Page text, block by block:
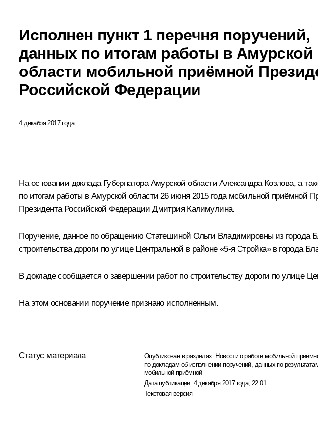
Исполнен пункт 1 перечня поручений,
данных по итогам работы в Амурской
области мобильной приёмной
Российской Федерации
4 декабря 2017 года
На основании доклада Губернатора Амурской области Александра Козлова, а
по итогам работы в Амурской области 26 июня 2015 года мобильной приёмной
Президента Российской Федерации Дмитрия Калимулина.
Поручение, данное по обращению Статешиной Ольги Владимировны из города
строительства дороги по улице Центральной в районе «5-я Стройка» в города
В докладе сообщается о завершении работ по строительству дороги по улице
На этом основании поручение признано исполненным.
Статус материала Опубликован в разделах: Новости о работе мобильной
по докладам об исполнении поручений, данных по
мобильной приёмной
Дата публикации: 4 декабря 2017 года, 22:01
Текстовая версия